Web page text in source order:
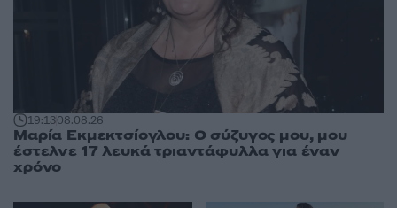
19:1308.08.26
Μαρία Εκμεκτσίογλου: O σύζυγος μου, μου
έστελνε 17 λευκά τριαντάφυλλα για έναν
χρόνο